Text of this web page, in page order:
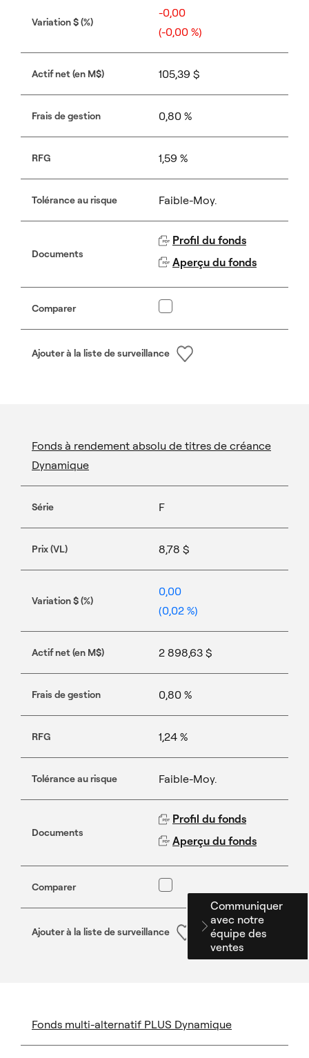
Variation $ (%)
-0,00
(-0,00 %)
Actif net (en M$) 105,39 $
Frais de gestion 0,80 %
RFG 1,59 %
Tolérance au risque Faible-Moy.
Documents
Profil du fonds
Aperçu du fonds
Comparer
Ajouter à la liste de surveillance
Fonds à rendement absolu de titres de créance
Dynamique
Série F
Prix (VL) 8,78 $
Variation $ (%)
0,00
(0,02 %)
Actif net (en M$) 2 898,63 $
Frais de gestion 0,80 %
RFG 1,24 %
Tolérance au risque Faible-Moy.
Documents
Profil du fonds
Aperçu du fonds
Comparer
Ajouter à la liste de surveillance
Fonds multi-alternatif PLUS Dynamique
By clicking "Accept All", you understand and
cookies and other similar technologies on our
sites. These technologies may collect
site usage, and assist in our marketing efforts.